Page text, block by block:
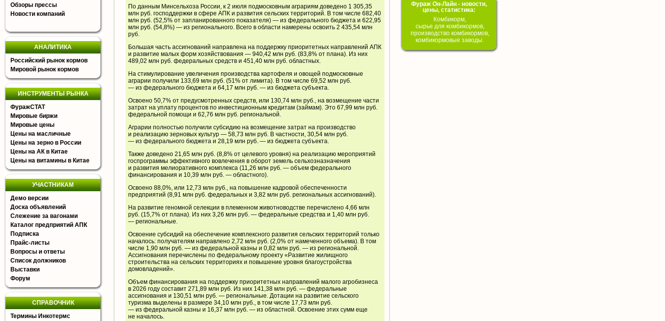
Обзоры прессы
Новости компаний
АНАЛИТИКА
Российский рынок кормов
Мировой рынок кормов
ИНСТРУМЕНТЫ РЫНКА
ФуражСТАТ
Мировые биржи
Мировые цены
Цены на масличные
Цены на зерно в России
Цены на АК в Китае
Цены на витамины в Китае
УЧАСТНИКАМ
Демо версии
Доска объявлений
Слежение за вагонами
Каталог предприятий АПК
Подписка
Прайс-листы
Вопросы и ответы
Список должников
Выставки
Форум
СПРАВОЧНИК
Термины Инкотермс
По данным Минсельхоза России, к 2 июля подмосковным аграриям доведено 1 305,35
млн руб. господдержки в сфере АПК и развития сельских территорий. В том числе 682,40
млн руб. (52,5% от запланированного показателя) — из федерального бюджета и 622,95
млн руб. (54,8%) — из регионального. Всего в области намерены освоить 2 435,54 млн
руб.
Большая часть ассигнований направлена на поддержку приоритетных направлений АПК
и развитие малых форм хозяйствования — 940,42 млн руб. (83,8% от плана). Из них
489,02 млн руб. федеральных средств и 451,40 млн руб. областных.
На стимулирование увеличения производства картофеля и овощей подмосковные
аграрии получили 133,69 млн руб. (51% от лимита). В том числе 69,52 млн руб.
— из федерального бюджета и 64,17 млн руб. — из бюджета субъекта.
Освоено 50,7% от предусмотренных средств, или 130,74 млн руб., на возмещение части
затрат на уплату процентов по инвестиционным кредитам (займам). Это 67,99 млн руб.
федеральной помощи и 62,76 млн руб. региональной.
Аграрии полностью получили субсидию на возмещение затрат на производство
и реализацию зерновых культур — 58,73 млн руб. В частности, 30,54 млн руб.
— из федерального бюджета и 28,19 млн руб. — из бюджета субъекта.
Также доведено 21,65 млн руб. (8,8% от целевого уровня) на реализацию мероприятий
госпрограммы эффективного вовлечения в оборот земель сельхозназначения
и развития мелиоративного комплекса (11,26 млн руб. — объем федерального
финансирования и 10,39 млн руб. — областного).
Освоено 88,0%, или 12,73 млн руб., на повышение кадровой обеспеченности
предприятий (8,91 млн руб. федеральных и 3,82 млн руб. региональных ассигнований).
На развитие геномной селекции в племенном животноводстве перечислено 4,66 млн
руб. (15,7% от плана). Из них 3,26 млн руб. — федеральные средства и 1,40 млн руб.
— региональные.
Освоение субсидий на обеспечение комплексного развития сельских территорий только
началось: получателям направлено 2,72 млн руб. (2,0% от намеченного объема). В том
числе 1,90 млн руб. — из федеральной казны и 0,82 млн руб. — из региональной.
Ассигнования перечислены по федеральному проекту «Развитие жилищного
строительства на сельских территориях и повышение уровня благоустройства
домовладений».
Объем финансирования на поддержку приоритетных направлений малого агробизнеса
в 2026 году составит 271,89 млн руб. Из них 141,38 млн руб. — федеральные
ассигнования и 130,51 млн руб. — региональные. Дотации на развитие сельского
туризма выделены в размере 34,10 млн руб., в том числе 17,73 млн руб.
— из федеральной казны и 16,37 млн руб. — из областной. Освоение этих сумм еще
не началось.
Фураж Он-Лайн - новости,
цены, статистика:
Комбикорм,
сырье для комбикормов,
производство комбикормов,
комбикормовые заводы.